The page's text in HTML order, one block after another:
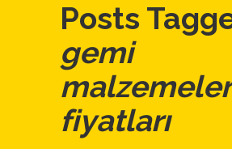
Posts
gemi
fiyatları